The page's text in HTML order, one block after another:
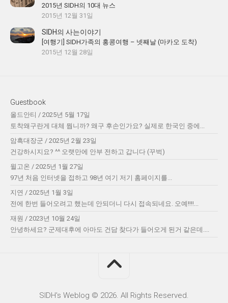
2015년 SIDH의 10대 뉴스
2015년 12월 31일
SIDH의 사는이야기
[여행기] SIDH가족의 홍콩여행 – 넷째날 (마카오 도착)
2015년 12월 28일
Guestbook
올드안티 / 2025년 5월 17일
토착왜구란게 대체 뭡니까? 왜구 후손인가요? 실제로 한국인 중에...
암흑대장군 / 2025년 2월 23일
건강하시지요? ^^ 오랫만에 안부 전하고 갑니다 (꾸벅)
윌고온 / 2025년 1월 27일
97년 처음 인터넷을 접하고 98년 여기 저기 홈페이지를...
지연 / 2025년 1월 3일
전에 한번 들어오려고 했는데 안되더니 다시 접속되네요. 오예!!!!...
재원 / 2023년 10월 24일
안녕하세요? 군제대후에 아마도 건담 찾다가 들어오게 된거 같은데....
SIDH′s Weblog © 2026. All Rights Reserved.